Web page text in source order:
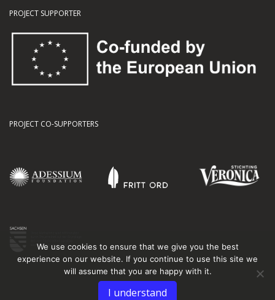
PROJECT SUPPORTER
PROJECT CO-SUPPORTERS
We use cookies to ensure that we give you the best
experience on our website. If you continue to use this site we
will assume that you are happy with it.
I understand